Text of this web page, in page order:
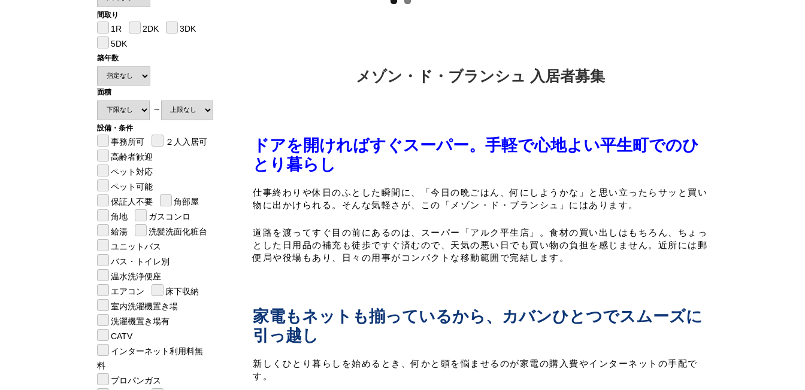
メゾン・ド・ブランシュ 入居者募集
ドアを開ければすぐスーパー。手軽で心地よい平生町でのひ
とり暮らし
仕事終わりや休日のふとした瞬間に、「今日の晩ごはん、何にしようかな」と思い立ったらサッと買い
物に出かけられる。そんな気軽さが、この「メゾン・ド・ブランシュ」にはあります。
道路を渡ってすぐ目の前にあるのは、スーパー「アルク平生店」。食材の買い出しはもちろん、ちょっ
とした日用品の補充も徒歩ですぐ済むので、天気の悪い日でも買い物の負担を感じません。近所には郵
便局や役場もあり、日々の用事がコンパクトな移動範囲で完結します。
家電もネットも揃っているから、カバンひとつでスムーズに
引っ越し
新しくひとり暮らしを始めるとき、何かと頭を悩ませるのが家電の購入費やインターネットの手配で
す。
間取り
1R 2DK
3DK
5DK
築年数
面積
～
設備・条件
事務所可
２人入居可
高齢者歓迎
ペット対応
ペット可能
保証人不要
角部屋
角地
ガスコンロ
給湯
洗髪洗面化粧台
ユニットバス
バス・トイレ別
温水洗浄便座
エアコン
床下収納
室内洗濯機置き場
洗濯機置き場有
CATV
インターネット利用料無
料
プロパンガス